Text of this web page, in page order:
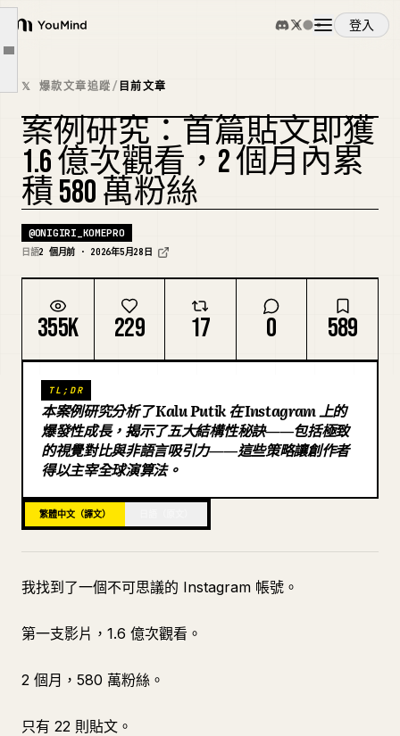
YouMind
登入
概覽
使用案例
技能
提示詞
下載
部落格
文章大綱
不要參考日本帳號
光模仿是不會成長的
實踐步驟
總結
最後一個公告
𝕏 爆款文章追蹤/ 目前文章
案例研究：首篇貼文即獲
1.6 億次觀看，2 個月內累
積 580 萬粉絲
@ONIGIRI_KOMEPRO
日語2 個月前 · 2026年5月28日
355K 229 17 0 589
TL;DR
本案例研究分析了 Kalu Putik 在 Instagram 上的
爆發性成長，揭示了五大結構性秘訣——包括極致
的視覺對比與非語言吸引力——這些策略讓創作者
得以主宰全球演算法。
繁體中文（譯文）
我找到了一個不可思議的 Instagram 帳號。
第一支影片，1.6 億次觀看。
2 個月，580 萬粉絲。
只有 22 則貼文。